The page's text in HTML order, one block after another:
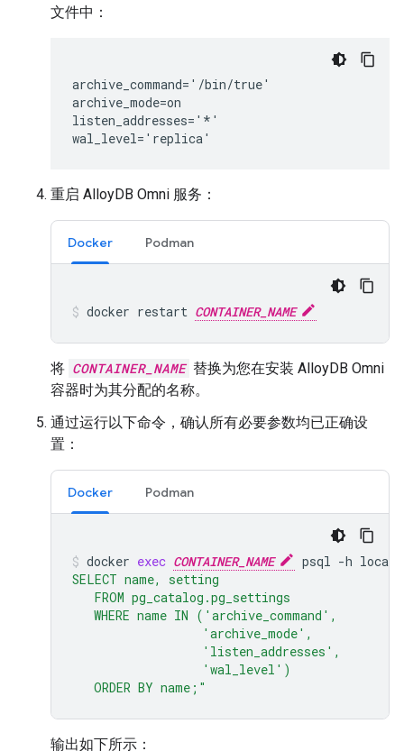
文件中：
archive_command='/bin/true'
archive_mode=on
listen_addresses='*'
重启 AlloyDB Omni 服务：
Docker Podman
docker restart CONTAINER_NAME
将 CONTAINER_NAME 替换为您在安装 AlloyDB Omni
容器时为其分配的名称。
通过运行以下命令，确认所有必要参数均已正确设
置：
Docker Podman
docker exec CONTAINER_NAME psql -h
SELECT name, setting
   FROM pg_catalog.pg_settings
   WHERE name IN ('archive_command',
                  'archive_mode',
                  'listen_addresses',
                  'wal_level')
   ORDER BY name;"
输出如下所示：